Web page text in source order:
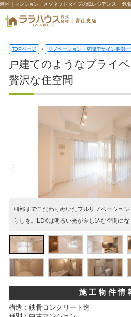
TOPページ > リノベーション・空間デザイン事例一
戸建てのようなプライ
贅沢な住空間
細部までこだわりぬいたフルリノベーショ
らしを。LDKは明るい光が差し込む空間にな
施工物件情
構造：鉄骨コンクリート造